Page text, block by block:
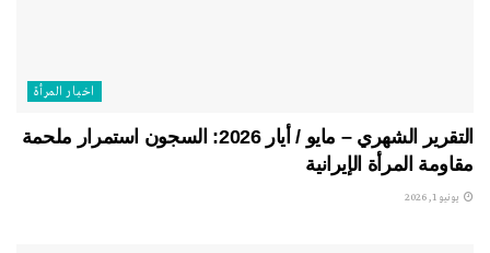
اخبار المرأة
التقرير الشهري – مايو / أيار 2026: السجون استمرار ملحمة
مقاومة المرأة الإيرانية
يونيو 1, 2026